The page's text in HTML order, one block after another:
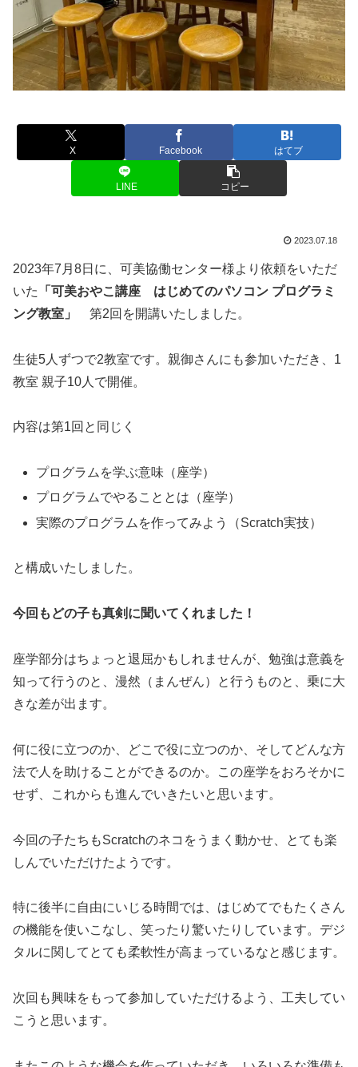
X Facebook はてブ
LINE コピー
2023.07.18
2023年7月8日に、可美協働センター様より依頼をいただ
いた
「可美おやこ講座 はじめてのパソコン プログラミ
ング教室」
第2回を開講いたしました。
生徒5人ずつで2教室です。親御さんにも参加いただき、1
教室 親子10人で開催。
内容は第1回と同じく
プログラムを学ぶ意味（座学）
プログラムでやることとは（座学）
実際のプログラムを作ってみよう（Scratch実技）
と構成いたしました。
今回もどの子も真剣に聞いてくれました！
座学部分はちょっと退屈かもしれませんが、勉強は意義を
知って行うのと、漫然（まんぜん）と行うものと、乗に大
きな差が出ます。
何に役に立つのか、どこで役に立つのか、そしてどんな方
法で人を助けることができるのか。この座学をおろそかに
せず、これからも進んでいきたいと思います。
今回の子たちもScratchのネコをうまく動かせ、とても楽
しんでいただけたようです。
特に後半に自由にいじる時間では、はじめてでもたくさん
の機能を使いこなし、笑ったり驚いたりしています。デジ
タルに関してとても柔軟性が高まっているなと感じます。
次回も興味をもって参加していただけるよう、工夫してい
こうと思います。